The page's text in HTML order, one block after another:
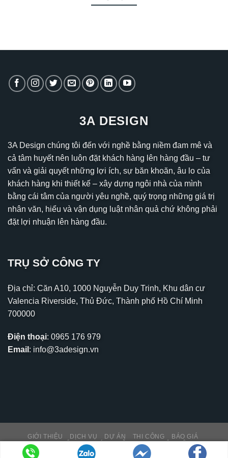
3A DESIGN
3A Design chúng tôi đến với nghề bằng niềm đam mê và
cả tâm huyết nên luôn đặt khách hàng lên hàng đầu – tư
vấn và giải quyết những lợi ích, sự băn khoăn, âu lo của
khách hàng khi thiết kế – xây dựng ngôi nhà của mình
bằng cái tâm của người yêu nghề, quý trọng những giá trị
nhân văn, hiểu và vận dụng luật nhân quả chứ không phải
đặt lợi nhuận lên hàng đầu.
TRỤ SỞ CÔNG TY
Địa chỉ: Căn A10, 1000 Nguyễn Duy Trinh, Khu dân cư
Valencia Riverside, Thủ Đức, Thành phố Hồ Chí Minh
700000
Điện thoại: 0965 176 979
Email : info@3adesign.vn
GIỚI THIỆU DỊCH VỤ DỰ ÁN THI CÔNG
BÁO GIÁ
THƯ VIỆN – TIN TỨC
HỖ TRỢ KH